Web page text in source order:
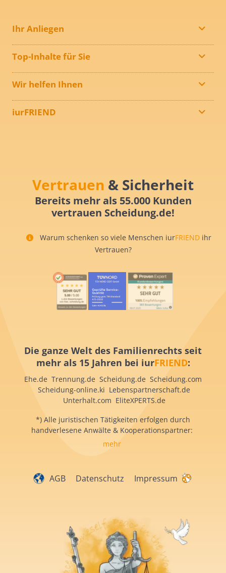
Ihr Anliegen
Top-Inhalte für Sie
Wir helfen Ihnen
iurFRIEND
Vertrauen & Sicherheit
Bereits mehr als 55.000 Kunden
vertrauen Scheidung.de!
Warum schenken so viele Menschen iurFRIEND ihr
Vertrauen?
Die ganze Welt des Familienrechts seit
mehr als 15 Jahren bei iurFRIEND:
Ehe.de Trennung.de Scheidung.de Scheidung.com
Scheidung-online.ki Lebenspartnerschaft.de
Unterhalt.com EliteXPERTS.de
*) Alle juristischen Tätigkeiten erfolgen durch
handverlesene Anwälte & Kooperationspartner:
mehr
AGB Datenschutz Impressum